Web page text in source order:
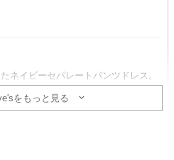
ネイビーセパレートパンツドレス。
どよい華やかさと女性らしさを添え
をもっと見る